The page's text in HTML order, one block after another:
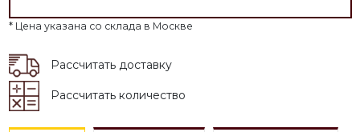
* Цена указана со склада в Москве
Рассчитать доставку
Рассчитать количество